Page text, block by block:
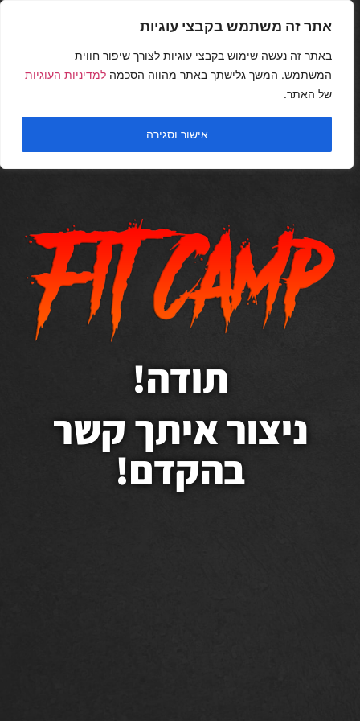
אתר זה משתמש בקבצי עוגיות
באתר זה נעשה שימוש בקבצי עוגיות לצורך שיפור חווית
המשתמש. המשך גלישתך באתר מהווה הסכמה למדיניות העוגיות
של האתר.
אישור וסגירה
תודה!
ניצור איתך קשר
בהקדם!